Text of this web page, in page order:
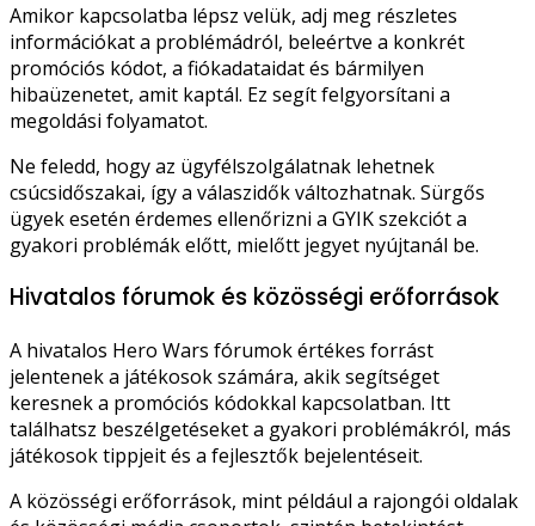
Amikor kapcsolatba lépsz velük, adj meg részletes
információkat a problémádról, beleértve a konkrét
promóciós kódot, a fiókadataidat és bármilyen
hibaüzenetet, amit kaptál. Ez segít felgyorsítani a
megoldási folyamatot.
Ne feledd, hogy az ügyfélszolgálatnak lehetnek
csúcsidőszakai, így a válaszidők változhatnak. Sürgős
ügyek esetén érdemes ellenőrizni a GYIK szekciót a
gyakori problémák előtt, mielőtt jegyet nyújtanál be.
Hivatalos fórumok és közösségi erőforrások
A hivatalos Hero Wars fórumok értékes forrást
jelentenek a játékosok számára, akik segítséget
keresnek a promóciós kódokkal kapcsolatban. Itt
találhatsz beszélgetéseket a gyakori problémákról, más
játékosok tippjeit és a fejlesztők bejelentéseit.
A közösségi erőforrások, mint például a rajongói oldalak